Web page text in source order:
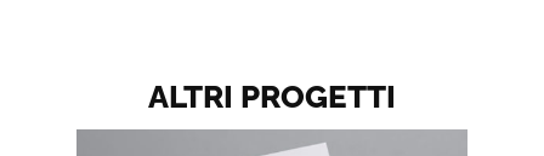
ALTRI PROGETTI